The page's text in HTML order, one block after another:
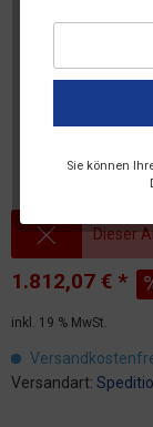
Sie können
Dieser
1.812,07 € *
inkl. 19 % MwSt.
Versandart: